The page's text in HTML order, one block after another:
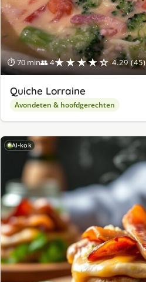
⏱ 70 min👥 4★★★★☆ 4.29 (45)
Quiche Lorraine
Avondeten & hoofdgerechten
AI-kok